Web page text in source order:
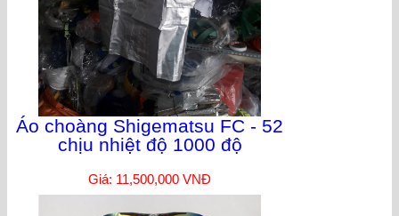
Áo choàng Shigematsu FC - 52
chịu nhiệt độ 1000 độ
Giá: 11,500,000 VNĐ